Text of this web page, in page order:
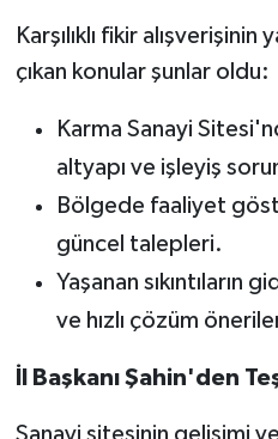
Karşılıklı fikir
çıkan konular şunlar oldu:
Karma Sanayi
altyapı ve işleyiş
Bölgede faaliyet
güncel talepleri.
Yaşanan sıkıntıların
ve hızlı çözüm
İl Başkanı Şahin'den